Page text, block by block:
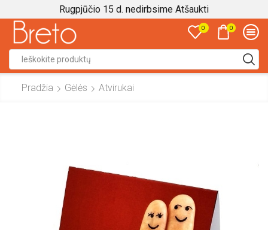
Rugpjūčio 15 d. nedirbsime Atšaukti
0 0
input
Pradžia Gėlės Atvirukai